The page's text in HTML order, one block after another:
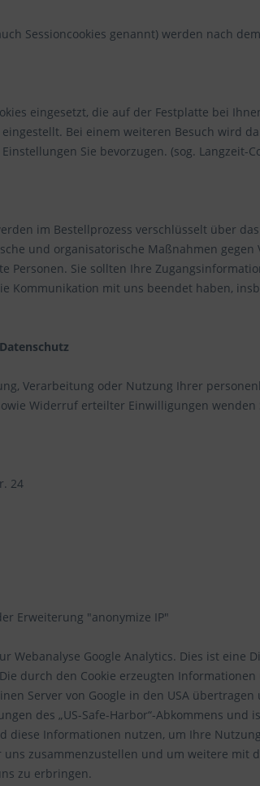
Sessioncookies genannt) werden nach
eingesetzt, die auf der Festplatte bei
Bei einem weiteren Besuch wird
Sie bevorzugen. (sog. Langzeit-
im Bestellprozess verschlüsselt über
und organisatorische Maßnahmen
Personen. Sie sollten Ihre
Kommunikation mit uns beendet haben,
Verarbeitung oder Nutzung Ihrer
Widerruf erteilter Einwilligungen wenden
24
Erweiterung "anonymize IP"
Webanalyse Google Analytics. Dies ist eine
Die durch den Cookie erzeugten
Server von Google in den USA
des „US-Safe-Harbor“-Abkommens und
diese Informationen nutzen, um Ihre
zusammenzustellen und um weitere
zu erbringen.